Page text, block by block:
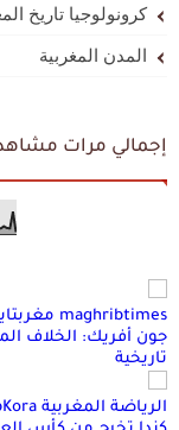
كرونولوجيا تاريخ
المدن المغربية
إجمالي مرات
maghribtimes مغربتايمز
جون أفريك: الخلاف
تاريخية
الرياضة المغربية MaghribKora